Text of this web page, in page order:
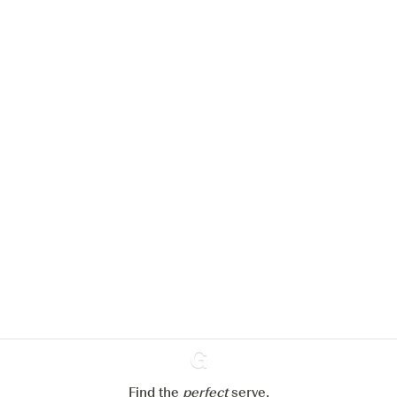
Ginventory
Find the perfectserve,